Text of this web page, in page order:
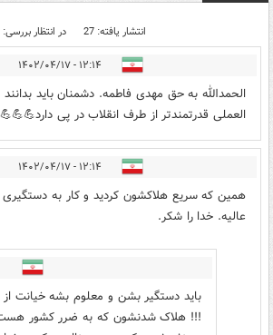
انتشار یافته: 27 در انتظار بررسی: 9
۱۲:۱۴ - ۱۴۰۲/۰۴/۱۷
الحمدالله به حق مهدی فاطمه. دشمنان باید
العملی قدرتمندتر از طرف انقلاب در پی
۱۲:۱۴ - ۱۴۰۲/۰۴/۱۷
همین که سریع هلاکشون کردید و کار به دستگیری
عالیه. خدا را شکر.
باید دستگیر بشن و معلوم بشه خیانت
!!! هلاک شدنشون که به ضرر کشور